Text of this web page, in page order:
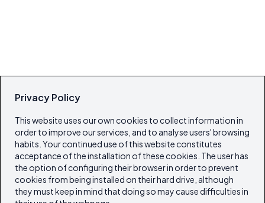
Privacy Policy
This website uses our own cookies to collect information in
order to improve our services, and to analyse users' browsing
habits. Your continued use of this website constitutes
acceptance of the installation of these cookies. The user has
the option of configuring their browser in order to prevent
cookies from being installed on their hard drive, although
they must keep in mind that doing so may cause difficulties in